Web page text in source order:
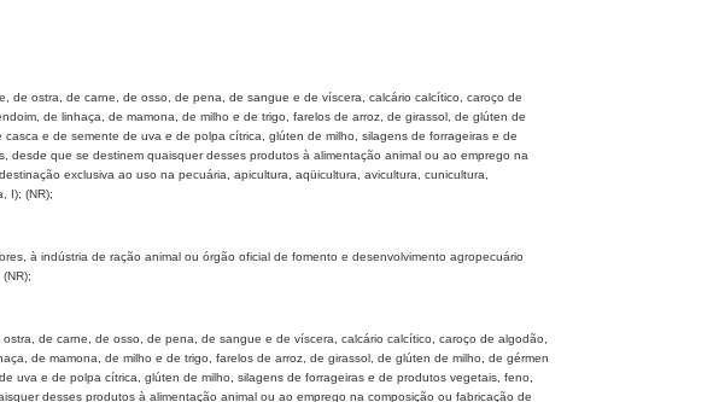
de ostra, de carne, de osso, de pena, de sangue e de víscera, calcário calcítico, caroço de
de linhaça, de mamona, de milho e de trigo, farelos de arroz, de girassol, de glúten de
e de semente de uva e de polpa cítrica, glúten de milho, silagens de forrageiras e de
que se destinem quaisquer desses produtos à alimentação animal ou ao emprego na
exclusiva ao uso na pecuária, apicultura, aqüicultura, avicultura, cunicultura,
I); (NR);
à indústria de ração animal ou órgão oficial de fomento e desenvolvimento agropecuário
de carne, de osso, de pena, de sangue e de víscera, calcário calcítico, caroço de algodão,
de mamona, de milho e de trigo, farelos de arroz, de girassol, de glúten de milho, de gérmen
uva e de polpa cítrica, glúten de milho, silagens de forrageiras e de produtos vegetais, feno,
desses produtos à alimentação animal ou ao emprego na composição ou fabricação de